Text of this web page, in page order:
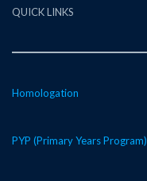
QUICK LINKS
Homologation
PYP (Primary Years Program)